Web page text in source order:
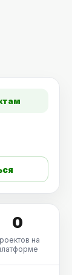
0
на